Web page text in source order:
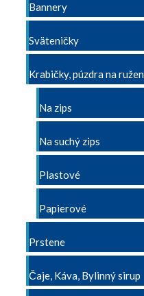
Bannery
Sväteničky
Krabičky, púzdra na
Na zips
Na suchý zips
Plastové
Papierové
Prstene
Čaje, Káva, Bylinný sirup